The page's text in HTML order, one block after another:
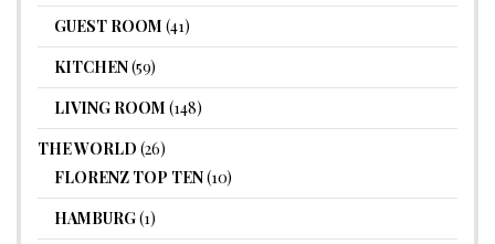
GUEST ROOM (41)
KITCHEN(59)
LIVING ROOM (148)
THE WORLD (26)
FLORENZ TOP TEN(10)
HAMBURG(1)